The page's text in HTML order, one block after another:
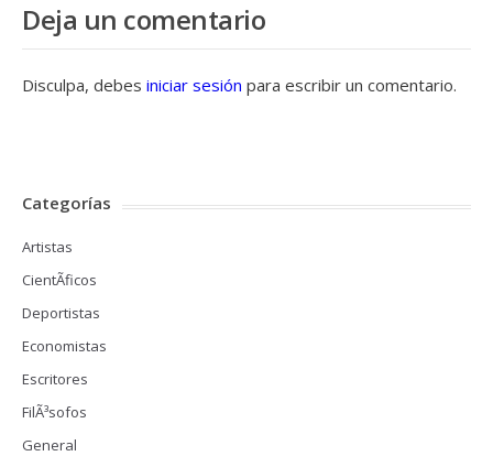
Deja un comentario
Disculpa, debes iniciar sesión para escribir un comentario.
Categorías
Artistas
CientÃ­ficos
Deportistas
Economistas
Escritores
FilÃ³sofos
General